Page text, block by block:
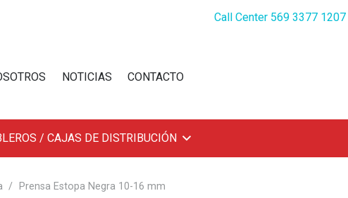
Call Center 569 3377 1207
NOTICIAS CONTACTO
/ CAJAS DE DISTRIBUCIÓN
/ Prensa Estopa Negra 10-16 mm